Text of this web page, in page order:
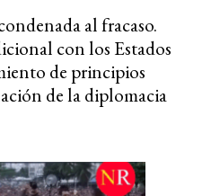
al fracaso.
con los Estados
de principios
de la diplomacia